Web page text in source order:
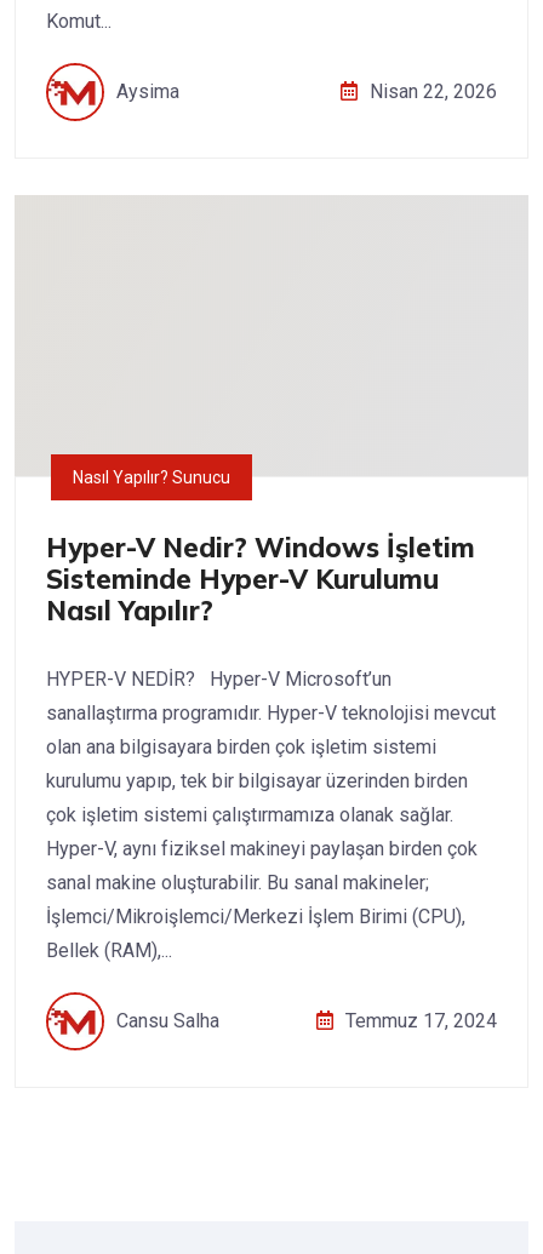
Komut...
Aysima Nisan 22, 2026
Nasıl Yapılır? Sunucu
Hyper-V Nedir? Windows İşletim
Sisteminde Hyper-V Kurulumu
Nasıl Yapılır?
HYPER-V NEDİR? Hyper-V Microsoft’un
sanallaştırma programıdır. Hyper-V teknolojisi mevcut
olan ana bilgisayara birden çok işletim sistemi
kurulumu yapıp, tek bir bilgisayar üzerinden birden
çok işletim sistemi çalıştırmamıza olanak sağlar.
Hyper-V, aynı fiziksel makineyi paylaşan birden çok
sanal makine oluşturabilir. Bu sanal makineler;
İşlemci/Mikroişlemci/Merkezi İşlem Birimi (CPU),
Bellek (RAM),...
Cansu Salha Temmuz 17, 2024